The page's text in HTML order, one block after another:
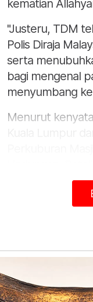
kematian
"Justeru, TDM
Polis Diraja
serta
bagi mengenal
menyumbang
Menurut
malam, Selasa.
Sementara itu,
menegaskan
kejadian
"TDM
berkuasa bagi